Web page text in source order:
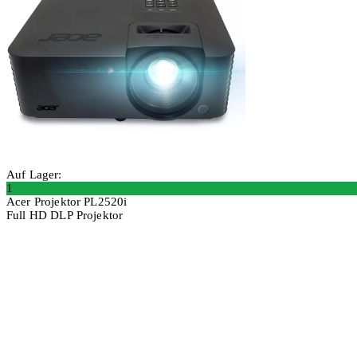
Auf Lager:
1
Acer Projektor PL2520i
Full HD DLP Projektor